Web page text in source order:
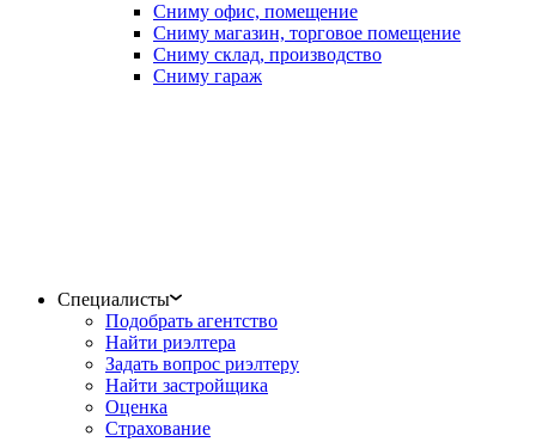
Сниму офис, помещение
Сниму магазин, торговое помещение
Сниму склад, производство
Сниму гараж
Специалисты
Подобрать агентство
Найти риэлтера
Задать вопрос риэлтеру
Найти застройщика
Оценка
Страхование